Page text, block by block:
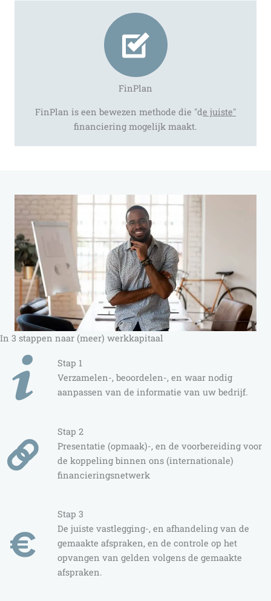
FinPlan
FinPlan is een bewezen methode die "de juiste"
financiering mogelijk maakt.
In 3 stappen naar (meer) werkkapitaal
Stap 1
Verzamelen-, beoordelen-, en waar nodig
aanpassen van de informatie van uw bedrijf.
Stap 2
Presentatie (opmaak)-, en de voorbereiding voor
de koppeling binnen ons (internationale)
financieringsnetwerk
Stap 3
De juiste vastlegging-, en afhandeling van de
gemaakte afspraken, en de controle op het
opvangen van gelden volgens de gemaakte
afspraken.